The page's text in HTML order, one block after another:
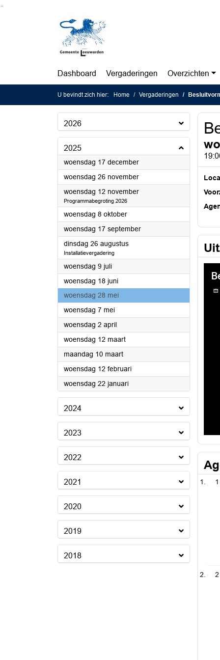
Dashboard Vergaderingen Overzichten
U bevindt zich hier: Home Vergaderingen
2026
2025
woensdag 17 december2025
woensdag 26 november2025
woensdag 12 november2025
Programmabegroting 2026
woensdag 8 oktober2025
woensdag 17 september2025
dinsdag 26 augustus2025
Installatievergadering
woensdag 9 juli2025
woensdag 18 juni2025
woensdag 28 mei2025
woensdag 7 mei2025
woensdag 2 april2025
woensdag 12 maart2025
maandag 10 maart2025
woensdag 12 februari2025
woensdag 22 januari2025
2024
2023
2022
2021
2020
2019
2018
1
2